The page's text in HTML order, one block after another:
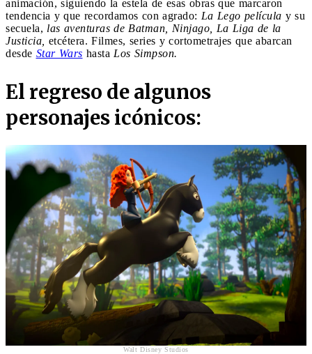
animación, siguiendo la estela de esas obras que marcaron
tendencia y que recordamos con agrado: La Lego película y su
secuela, las aventuras de Batman, Ninjago, La Liga de la
Justicia, etcétera. Filmes, series y cortometrajes que abarcan
desde Star Wars hasta Los Simpson.
El regreso de algunos
personajes icónicos:
Walt Disney Studios